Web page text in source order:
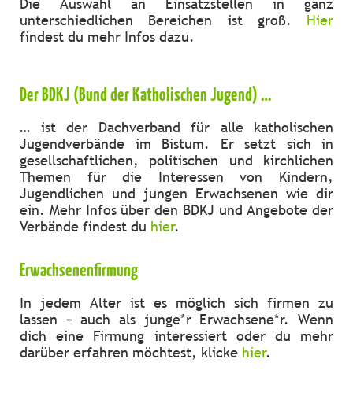
Die Auswahl an Einsatzstellen in ganz
unterschiedlichen Bereichen ist groß. Hier
findest du mehr Infos dazu.
Der BDKJ (Bund der Katholischen Jugend) …
… ist der Dachverband für alle katholischen
Jugendverbände im Bistum. Er setzt sich in
gesellschaftlichen, politischen und kirchlichen
Themen für die Interessen von Kindern,
Jugendlichen und jungen Erwachsenen wie dir
ein. Mehr Infos über den BDKJ und Angebote der
Verbände findest du hier.
Erwachsenenfirmung
In jedem Alter ist es möglich sich firmen zu
lassen – auch als junge*r Erwachsene*r. Wenn
dich eine Firmung interessiert oder du mehr
darüber erfahren möchtest, klicke hier.